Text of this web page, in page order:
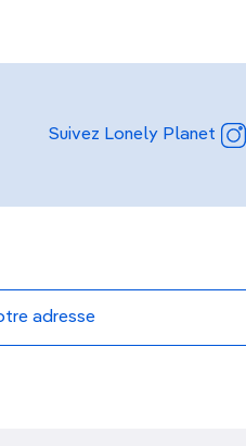
Suivez Lonely Planet